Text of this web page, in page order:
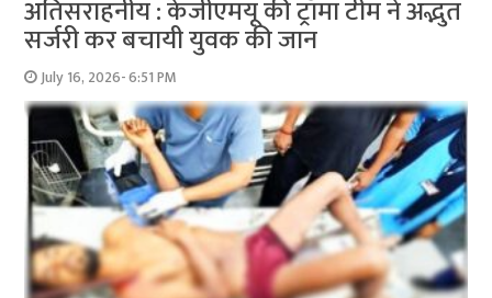
अतिसराहनीय : केजीएमयू की ट्रॉमा टीम ने अद्भुत
सर्जरी कर बचायी युवक की जान
July 16, 2026- 6:51 PM